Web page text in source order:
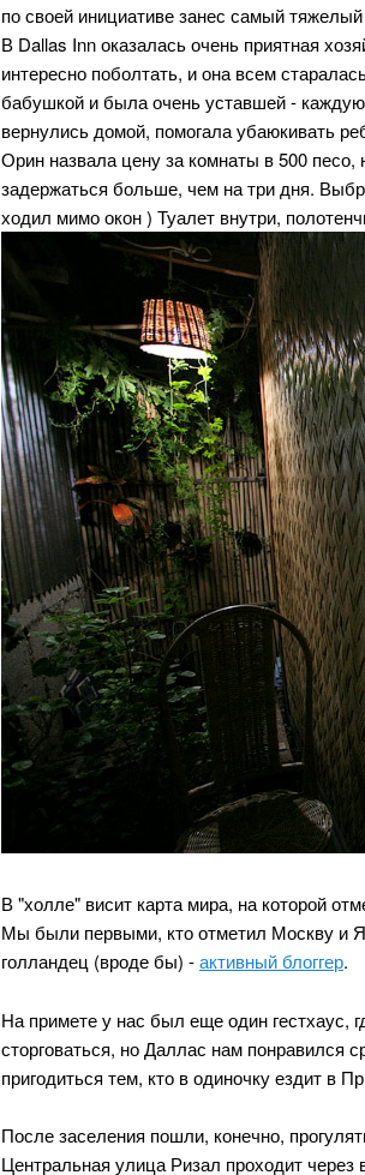
по своей инициативе занес самый тяжелый
В Dallas Inn оказалась очень приятная
интересно поболтать, и она всем
бабушкой и была очень уставшей - каждую
вернулись домой, помогала убаюкивать
Орин назвала цену за комнаты в 500
задержаться больше, чем на три дня.
ходил мимо окон ) Туалет внутри,
В "холле" висит карта мира, на которой
Мы были первыми, кто отметил Москву и
голландец (вроде бы) -активный блоггер.
На примете у нас был еще один гестхаус,
сторговаться, но Даллас нам понравился
пригодиться тем, кто в одиночку ездит в
После заселения пошли, конечно,
Центральная улица Ризал проходит через